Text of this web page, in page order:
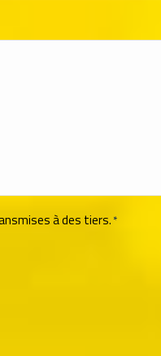
à des tiers.*